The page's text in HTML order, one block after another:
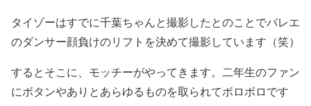
タイゾーはすでに千葉ちゃんと撮影したとのことでバレエ
のダンサー顔負けのリフトを決めて撮影しています（笑）
するとそこに、モッチーがやってきます。二年生のファン
にボタンやありとあらゆるものを取られてボロボロです